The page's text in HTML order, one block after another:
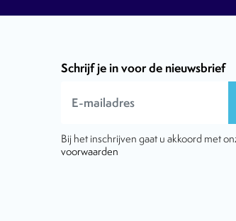
Schrijf je in voor de nieuwsbrief
Bij het inschrijven gaat u akkoord met
voorwaarden